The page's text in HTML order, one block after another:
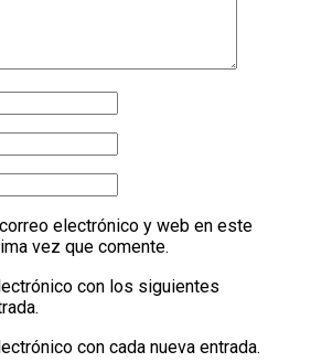
electrónico y web en este
vez que comente.
con los siguientes
con cada nueva entrada.